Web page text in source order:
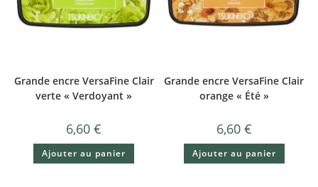
Grande encre VersaFine Clair
verte « Verdoyant »
6,60€
Ajouter au panier
Grande encre VersaFine Clair
orange « Été »
6,60 €
Ajouter au panier